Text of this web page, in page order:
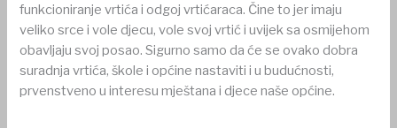
funkcioniranje vrtića i odgoj vrtićaraca. Čine to jer imaju
veliko srce i vole djecu, vole svoj vrtić i uvijek sa osmijehom
obavljaju svoj posao. Sigurno samo da će se ovako dobra
suradnja vrtića, škole i općine nastaviti i u budućnosti,
prvenstveno u interesu mještana i djece naše općine.